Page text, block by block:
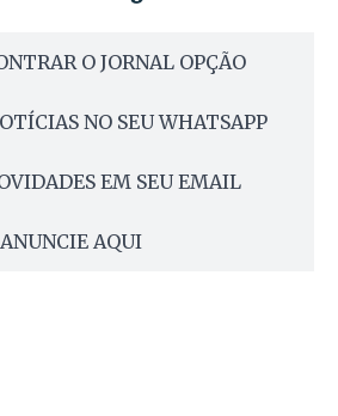
O JORNAL OPÇÃO
NO SEU WHATSAPP
EM SEU EMAIL
ANUNCIE AQUI